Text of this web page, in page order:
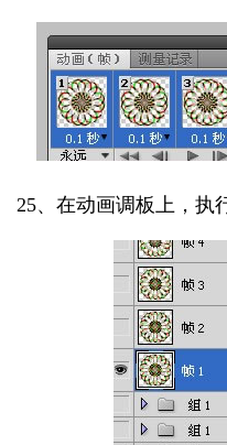
25、在动画调板上，执